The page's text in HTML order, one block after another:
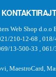
Web Shop d.o.o
210-12-68 018/
13-500-33
061/
MaestroCard,